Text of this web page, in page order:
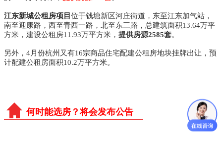
江东新城公租房项目 位于钱塘新区河庄街道，东至江东加气站，
南至迎康路，西至青西一路，北至东三路，总建筑面积13.64万平
方米，建设公租房11.93万平方米， 提供房源2585套。
另外，4月份杭州又有16宗商品住宅配建公租房地块挂牌出让，预
计配建公租房面积10.2万平方米。
何时能选房？将会发布公告